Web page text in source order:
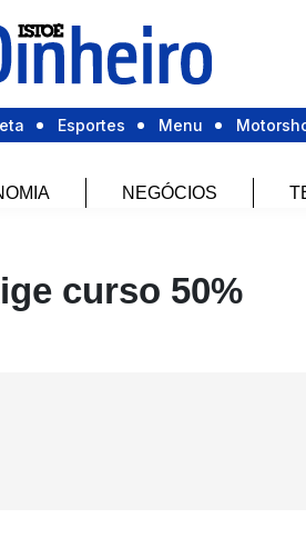
Esportes Menu
NEGÓCIOS
curso 50%